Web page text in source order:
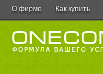
О фирме Как купить